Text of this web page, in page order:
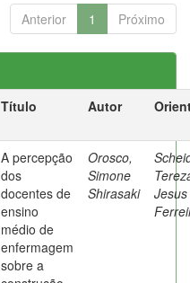
Anterior 1 Próximo
Título Autor
A percepção
dos
docentes de
ensino
médio de
enfermagem
sobre a
Orosco,
Simone
Shirasaki
Jesus